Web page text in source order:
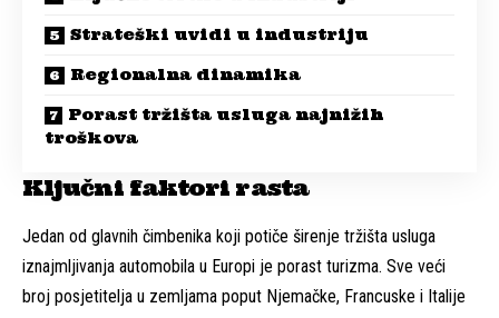
Strateški uvidi u industriju
Regionalna dinamika
Porast tržišta usluga najnižih
troškova
Ključni faktori rasta
Jedan od glavnih čimbenika koji potiče širenje tržišta usluga
iznajmljivanja automobila u Europi je porast turizma. Sve veći
broj posjetitelja u zemljama poput Njemačke, Francuske i Italije